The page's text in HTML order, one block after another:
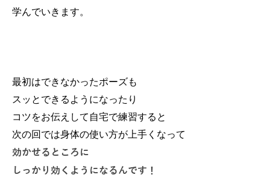
学んでいきます。
最初はできなかったポーズも
スッとできるようになったり
コツをお伝えして自宅で練習すると
次の回では身体の使い方が上手くなって
効かせるところに
しっかり効くようになるんです！